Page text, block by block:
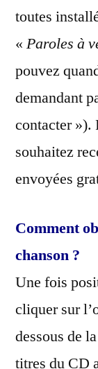
toutes
« Paroles à
pouvez
demandant
contacter »).
souhaitez
envoyées
Comment
chanson ?
Une fois
cliquer sur
dessous de
titres du CD